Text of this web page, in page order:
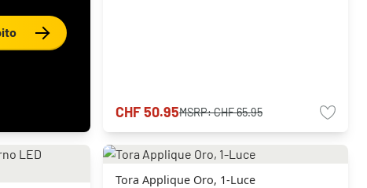
CHF 50.95MSRP:CHF 65.95
Tora Applique Oro, 1-Luce